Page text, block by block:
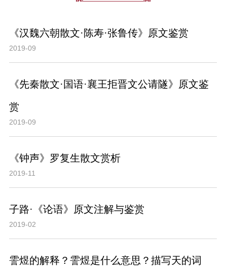
《汉魏六朝散文·陈寿·张鲁传》原文鉴赏
2019-09
《先秦散文·国语·襄王拒晋文公请隧》原文鉴
赏
2019-09
《钟声》罗复生散文赏析
2019-11
子路·《论语》原文注解与鉴赏
2019-02
霅煜的解释？霅煜是什么意思？描写天的词